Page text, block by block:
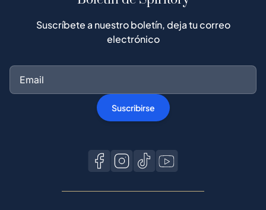
Suscríbete a nuestro boletín, deja tu correo
electrónico
Suscribirse